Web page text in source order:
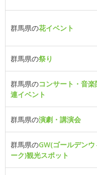
群馬県の花イベント
群馬県の祭り
群馬県のコンサート・音楽
連イベント
群馬県の演劇・講演会
群馬県のGW(ゴールデンウ
ーク)観光スポット